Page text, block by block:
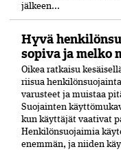
jälkeen...
Hyvä
sopiva ja melko
Oikea ratkaisu
riisua
varusteet ja muistaa
Suojainten
kun käyttäjät vaativat
Henkilönsuojaimia
enemmän, ja niiden